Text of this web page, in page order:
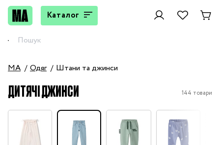
Каталог
MA Одяг Штани та джинси
ДИТЯЧІ ДЖИНСИ 144 товари